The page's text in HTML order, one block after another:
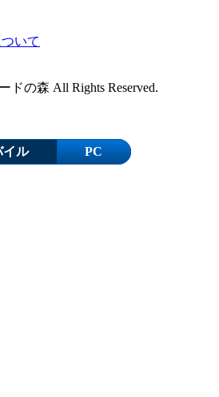
いて
ドの森 All Rights Reserved.
イル PC